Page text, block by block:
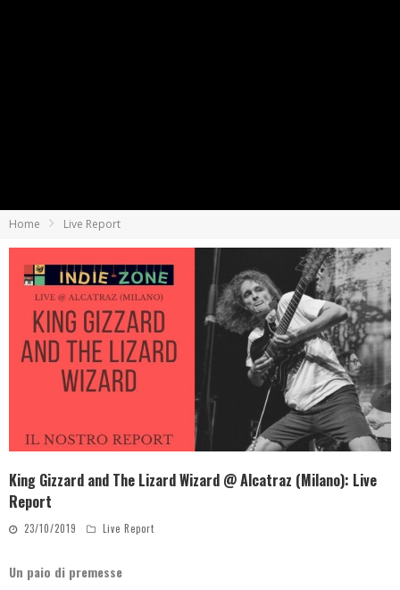
Home Live Report
King Gizzard and The Lizard Wizard @ Alcatraz (Milano): Live
Report
23/10/2019 Live Report
Un paio di premesse